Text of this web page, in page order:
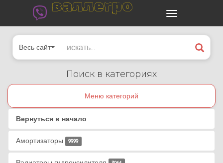
валлегро
Весь сайт
Поиск в категориях
Меню категорий
Вернуться в начало
Амортизаторы 9999